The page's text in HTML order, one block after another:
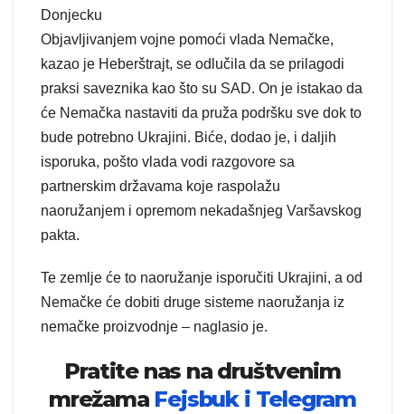
Donjecku
Objavljivanjem vojne pomoći vlada Nemačke,
kazao je Heberštrajt, se odlučila da se prilagodi
praksi saveznika kao što su SAD. On je istakao da
će Nemačka nastaviti da pruža podršku sve dok to
bude potrebno Ukrajini. Biće, dodao je, i daljih
isporuka, pošto vlada vodi razgovore sa
partnerskim državama koje raspolažu
naoružanjem i opremom nekadašnjeg Varšavskog
pakta.
Te zemlje će to naoružanje isporučiti Ukrajini, a od
Nemačke će dobiti druge sisteme naoružanja iz
nemačke proizvodnje – naglasio je.
Pratite nas na društvenim
mrežama Fejsbuk i Telegram